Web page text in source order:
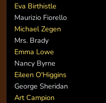
Eva Birthistle
Maurizio Fiorello
Michael Zegen
Mrs. Brady
Emma Lowe
Nancy Byrne
Eileen O'Higgins
George Sheridan
Art Campion